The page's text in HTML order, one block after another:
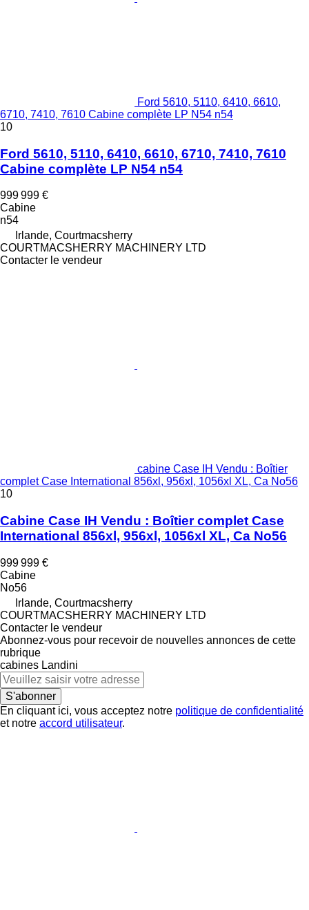
Ford 5610, 5110, 6410, 6610,
6710, 7410, 7610 Cabine complète LP N54 n54
10
Ford 5610, 5110, 6410, 6610, 6710, 7410, 7610
Cabine complète LP N54 n54
999 999 €
Cabine
n54
Irlande, Courtmacsherry
COURTMACSHERRY MACHINERY LTD
Contacter le vendeur
cabine Case IH Vendu : Boîtier
complet Case International 856xl, 956xl, 1056xl XL, Ca No56
10
Cabine Case IH Vendu : Boîtier complet Case
International 856xl, 956xl, 1056xl XL, Ca No56
999 999 €
Cabine
No56
Irlande, Courtmacsherry
COURTMACSHERRY MACHINERY LTD
Contacter le vendeur
Abonnez-vous pour recevoir de nouvelles annonces de cette
rubrique
cabines Landini
S'abonner
En cliquant ici, vous acceptez notre politique de confidentialité
et notre accord utilisateur.